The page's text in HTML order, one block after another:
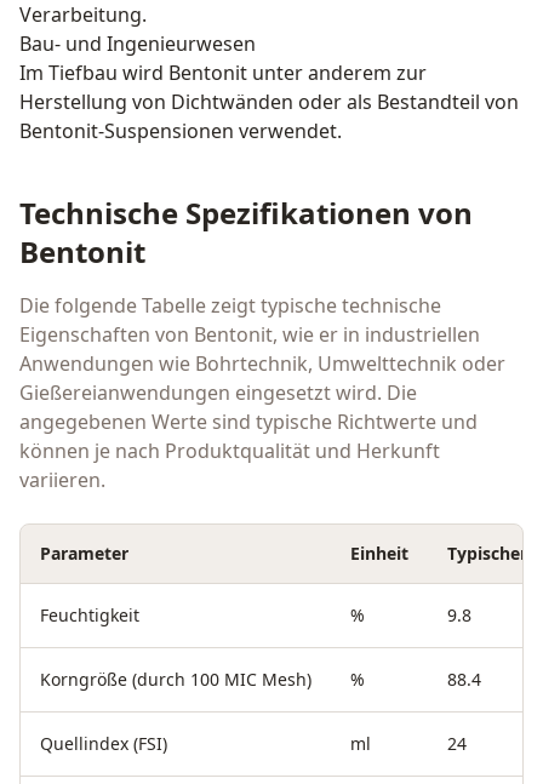
Verarbeitung.
Bau- und Ingenieurwesen
Im Tiefbau wird Bentonit unter anderem zur
Herstellung von Dichtwänden oder als Bestandteil von
Bentonit-Suspensionen verwendet.
Technische Spezifikationen von
Bentonit
Die folgende Tabelle zeigt typische technische
Eigenschaften von Bentonit, wie er in industriellen
Anwendungen wie Bohrtechnik, Umwelttechnik oder
Gießereianwendungen eingesetzt wird. Die
angegebenen Werte sind typische Richtwerte und
können je nach Produktqualität und Herkunft
variieren.
Parameter Einheit Typischer
Feuchtigkeit % 9.8
Korngröße (durch 100 MIC Mesh) % 88.4
Quellindex (FSI) ml 24